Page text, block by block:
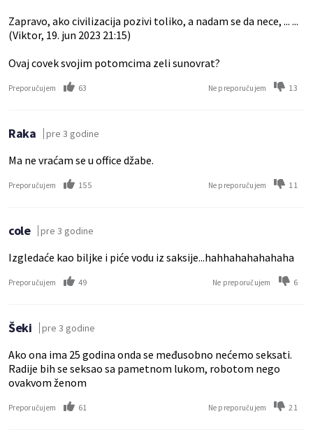
Zapravo, ako civilizacija pozivi toliko, a nadam se da nece, ... ...
(Viktor, 19. jun 2023 21:15)
Ovaj covek svojim potomcima zeli sunovrat?
Preporučujem 63 Ne preporučujem 13
Raka pre 3 godine
Ma ne vraćam se u office džabe.
Preporučujem 155 Ne preporučujem 11
cole pre 3 godine
Izgledaće kao biljke i piće vodu iz saksije...hahhahahahahaha
Preporučujem 49 Ne preporučujem 6
Šeki pre 3 godine
Ako ona ima 25 godina onda se međusobno nećemo seksati.
Radije bih se seksao sa pametnom lukom, robotom nego
ovakvom ženom
Preporučujem 61 Ne preporučujem 21